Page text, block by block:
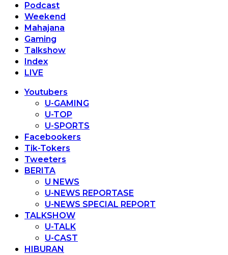
Podcast
Weekend
Mahajana
Gaming
Talkshow
Index
LIVE
Youtubers
U-GAMING
U-TOP
U-SPORTS
Facebookers
Tik-Tokers
Tweeters
BERITA
U NEWS
U-NEWS REPORTASE
U-NEWS SPECIAL REPORT
TALKSHOW
U-TALK
U-CAST
HIBURAN